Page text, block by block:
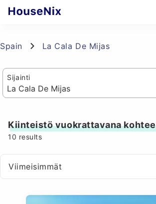
Spain La Cala De Mijas
Sijainti
Kiinteistö vuokrattavana
10 results
Viimeisimmät